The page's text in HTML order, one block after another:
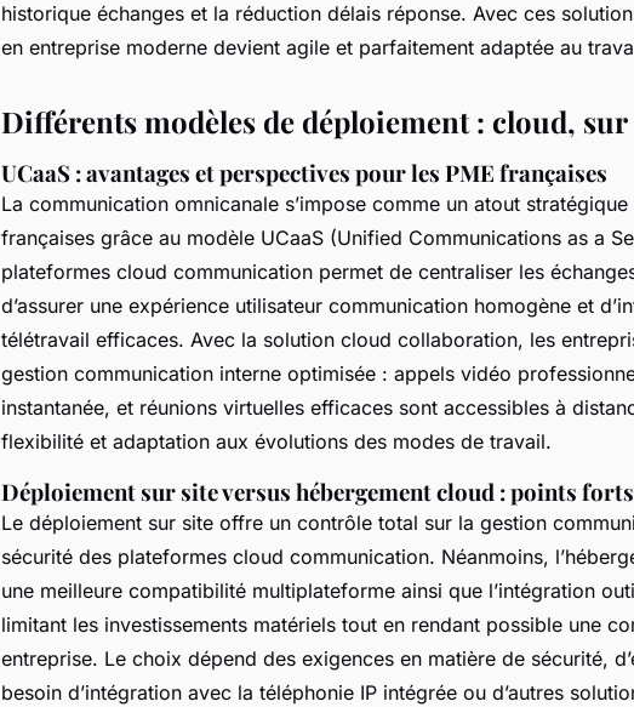
historique échanges et la réduction délais réponse. Avec ces
en entreprise moderne devient agile et parfaitement adaptée au
Différents modèles de déploiement : cloud, sur
UCaaS : avantages et perspectives pour les PME françaises
La communication omnicanale s’impose comme un atout stratégique
françaises grâce au modèle UCaaS (Unified Communications as a
plateformes cloud communication permet de centraliser les
d’assurer une expérience utilisateur communication homogène et
télétravail efficaces. Avec la solution cloud collaboration, les
gestion communication interne optimisée : appels vidéo
instantanée, et réunions virtuelles efficaces sont accessibles à
flexibilité et adaptation aux évolutions des modes de travail.
Déploiement sur site versus hébergement cloud : points
Le déploiement sur site offre un contrôle total sur la gestion
sécurité des plateformes cloud communication. Néanmoins,
une meilleure compatibilité multiplateforme ainsi que l’intégration
limitant les investissements matériels tout en rendant possible une
entreprise. Le choix dépend des exigences en matière de sécurité,
besoin d’intégration avec la téléphonie IP intégrée ou d’autres